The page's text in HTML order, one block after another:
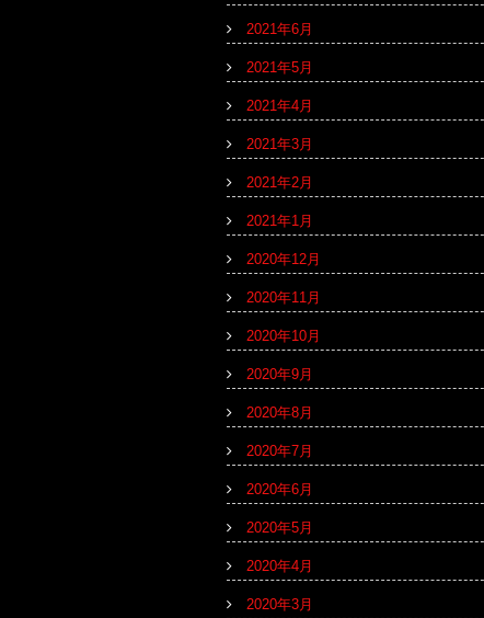
2021年6月
2021年5月
2021年4月
2021年3月
2021年2月
2021年1月
2020年12月
2020年11月
2020年10月
2020年9月
2020年8月
2020年7月
2020年6月
2020年5月
2020年4月
2020年3月